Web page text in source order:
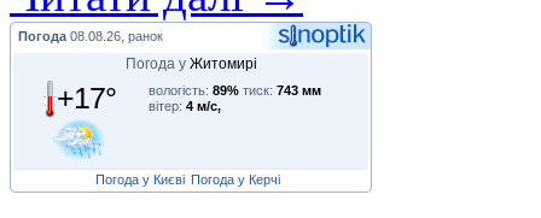
Погода 08.08.26, ранок
Погода у Житомирі
+17° вологість: 89% тиск: 743 мм
вітер: 4 м/с,
Погода у Києві Погода у Керчі